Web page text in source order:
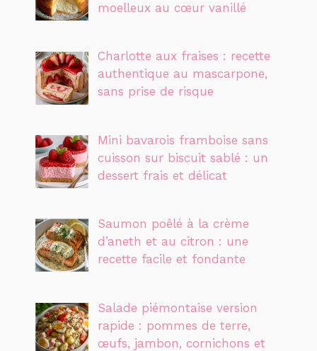
moelleux au cœur vanillé
Charlotte aux fraises : recette
authentique au mascarpone,
sans prise de risque
Mini bavarois framboise sans
cuisson sur biscuit sablé : un
dessert frais et délicat
Saumon poêlé à la crème
d’aneth et au citron : une
recette facile et fondante
Salade piémontaise version
rapide : pommes de terre,
œufs, jambon, cornichons et